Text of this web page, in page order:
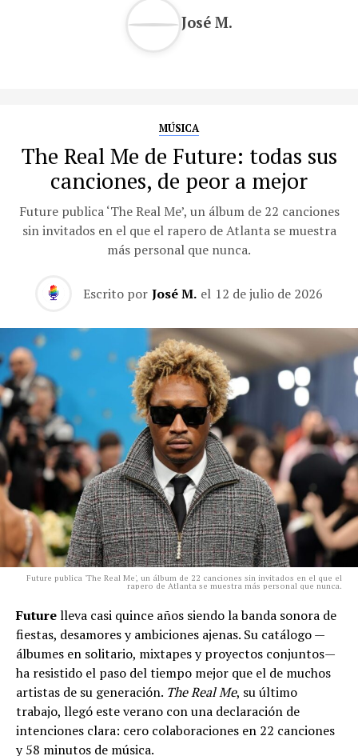
José M.
MÚSICA
The Real Me de Future: todas sus
canciones, de peor a mejor
Future publica ‘The Real Me’, un álbum de 22 canciones
sin invitados en el que el rapero de Atlanta se muestra
más personal que nunca.
Escrito por José M. el 12 de julio de 2026
Future publica 'The Real Me', un álbum de 22 canciones sin invitados en el que el
rapero de Atlanta se muestra más personal que nunca.
Futurelleva casi quince años siendo la banda sonora de
fiestas, desamores y ambiciones ajenas. Su catálogo —
álbumes en solitario, mixtapes y proyectos conjuntos—
ha resistido el paso del tiempo mejor que el de muchos
artistas de su generación. The Real Me, su último
trabajo, llegó este verano con una declaración de
intenciones clara: cero colaboraciones en 22 canciones
y 58 minutos de música.